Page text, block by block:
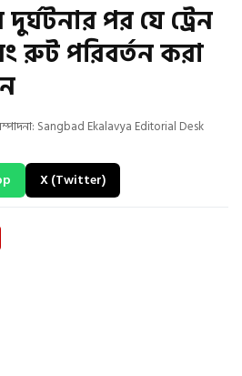
পর যে ট্রেন
রুট পরিবর্তন করা
Sangbad Ekalavya Editorial Desk
X (Twitter)